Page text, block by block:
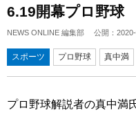
6.19開幕プロ野球
NEWS ONLINE 編集部 公開：
スポーツ プロ野球 真中満
プロ野球解説者の真中満